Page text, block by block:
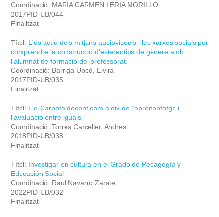
Coordinació: MARIA CARMEN LERIA MORILLO
2017PID-UB/044
Finalitzat
Títol: L'ús actiu dels mitjans audiovisuals i les xarxes socials per
comprendre la construcció d'estereotips de gènere amb
l'alumnat de formació del professorat.
Coordinació: Barriga Ubed, Elvira
2017PID-UB/035
Finalitzat
Títol: L'e-Carpeta docent com a eix de l'aprenentatge i
l'avaluació entre iguals
Coordinació: Torres Carceller, Andres
2018PID-UB/038
Finalitzat
Títol: Investigar en cultura en el Grado de Pedagogía y
Educación Social
Coordinació: Raul Navarro Zarate
2022PID-UB/032
Finalitzat